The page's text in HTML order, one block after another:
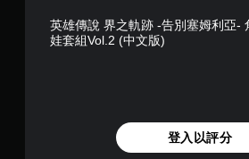
英雄傳說 界之軌跡 -告別塞姆利亞-
娃套組Vol.2 (中文版)
登入以評分